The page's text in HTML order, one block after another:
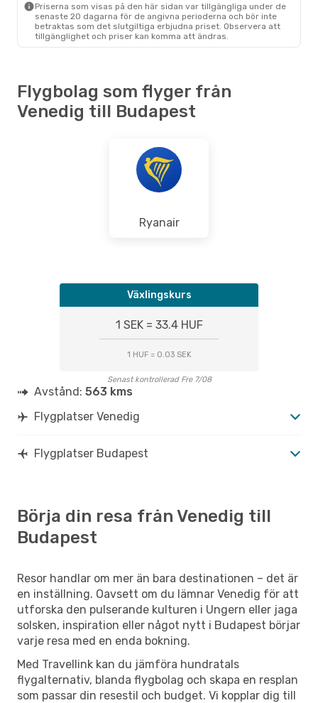
Priserna som visas på den här sidan var tillgängliga under de
senaste 20 dagarna för de angivna perioderna och bör inte
betraktas som det slutgiltiga erbjudna priset. Observera att
tillgänglighet och priser kan komma att ändras.
Flygbolag som flyger från
Venedig till Budapest
Ryanair
Växlingskurs
1 SEK = 33.4 HUF
1 HUF = 0.03 SEK
Senast kontrollerad Fre 7/08
Avstånd: 563 kms
Flygplatser Venedig
Flygplatser Budapest
Börja din resa från Venedig till
Budapest
Resor handlar om mer än bara destinationen – det är
en inställning. Oavsett om du lämnar Venedig för att
utforska den pulserande kulturen i Ungern eller jaga
solsken, inspiration eller något nytt i Budapest börjar
varje resa med en enda bokning.
Med Travellink kan du jämföra hundratals
flygalternativ, blanda flygbolag och skapa en resplan
som passar din resestil och budget. Vi kopplar dig till